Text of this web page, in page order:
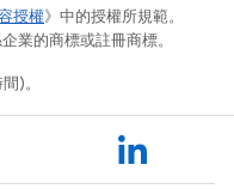
授權》中的授權所規範。
業的商標或註冊商標。
)。